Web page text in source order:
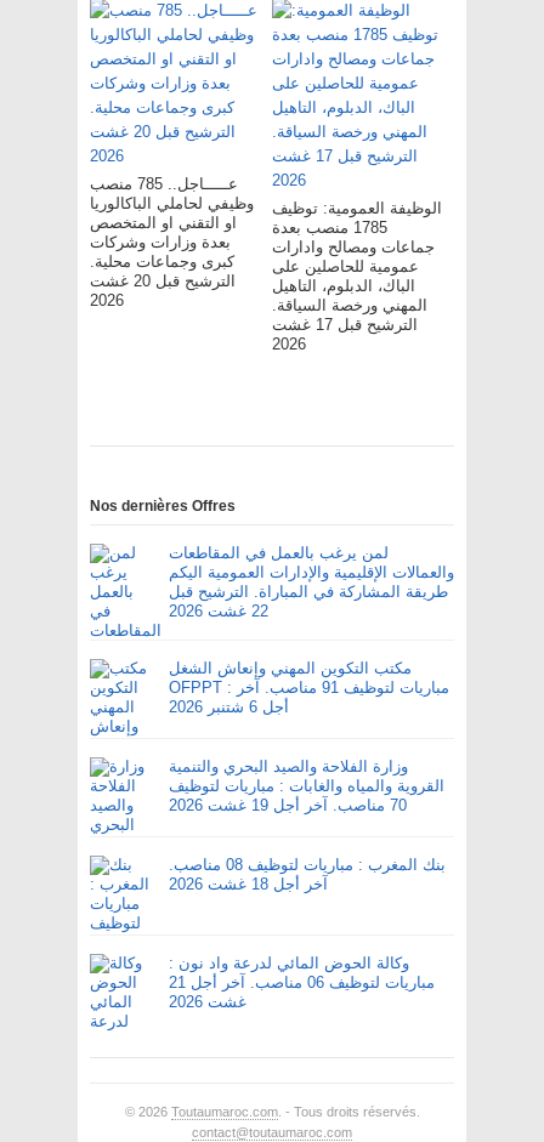
عـــــاجل.. 785 منصب
وظيفي لحاملي الباكالوريا
او التقني او المتخصص
بعدة وزارات وشركات
كبرى وجماعات محلية.
الترشيح قبل 20 غشت
2026
الوظيفة العمومية: توظيف
1785 منصب بعدة
جماعات ومصالح وادارات
عمومية للحاصلين على
الباك، الدبلوم، التاهيل
المهني ورخصة السياقة.
الترشيح قبل 17 غشت
2026
Nos dernières Offres
لمن يرغب بالعمل في المقاطعات
والعمالات الإقليمية والإدارات العمومية اليكم
طريقة المشاركة في المباراة. الترشيح قبل
22 غشت 2026
مكتب التكوين المهني وإنعاش الشغل
OFPPT : مباريات لتوظيف 91 مناصب. آخر
أجل 6 شتنبر 2026
وزارة الفلاحة والصيد البحري والتنمية
القروية والمياه والغابات : مباريات لتوظيف
70 مناصب. آخر أجل 19 غشت 2026
بنك المغرب : مباريات لتوظيف 08 مناصب.
آخر أجل 18 غشت 2026
وكالة الحوض المائي لدرعة واد نون :
مباريات لتوظيف 06 مناصب. آخر أجل 21
غشت 2026
© 2026 Toutaumaroc.com. - Tous droits réservés.
contact@toutaumaroc.com